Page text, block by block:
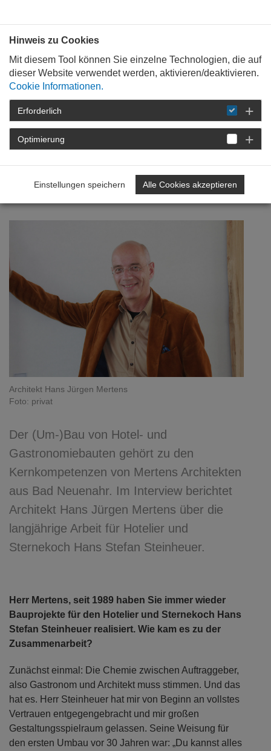
STARTSEITE DETAIL
Interview: Architektur macht
Gäste
Architekt Hans Jürgen Mertens
Foto: privat
Der (Um-)Bau von Hotel- und
Gastronomiebauten gehört zu den
Kernkompetenzen von Mertens Architekten
aus Bad Neuenahr. Im Interview berichtet
Architekt Hans Jürgen Mertens über die
langjährige Arbeit für Hotelier und
Sternekoch Hans Stefan Steinheuer.
Herr Mertens, seit 1989 haben Sie immer wieder
Bauprojekte für den Hotelier und Sternekoch Hans
Stefan Steinheuer realisiert. Wie kam es zu der
Zusammenarbeit?
Zunächst einmal: Die Chemie zwischen Auftraggeber,
also Gastronom und Architekt muss stimmen. Und das
hat es. Herr Steinheuer hat mir von Beginn an vollstes
Vertrauen entgegengebracht und mir großen
Gestaltungsspielraum gelassen. Seine Weisung für
den ersten Umbau vor 30 Jahren war: „Du kannst alles
Hinweis zu Cookies
Mit diesem Tool können Sie einzelne Technologien, die auf
dieser Website verwendet werden, aktivieren/deaktivieren.
Cookie Informationen.
Erforderlich
Optimierung
Einstellungen speichern Alle Cookies akzeptieren